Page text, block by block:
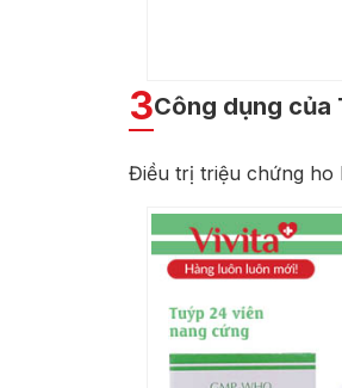
3Công dụng của
Điều trị triệu chứng ho